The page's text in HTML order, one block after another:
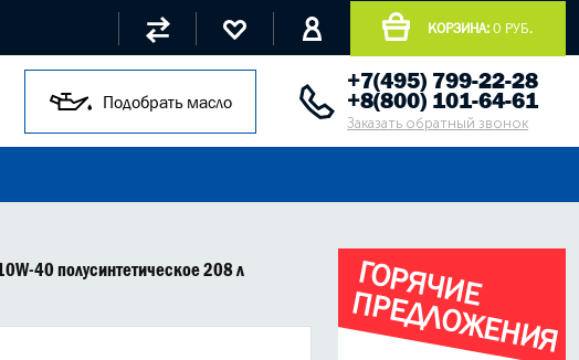
КОРЗИНА: 0 РУБ.
Подобрать масло
+7(495) 799-22-28
+8(800) 101-64-61
Заказать обратный звонок
40 полусинтетическое 208 л Г
О
Р
Я
Ч
И
Е
П
Р
Е
Д
Л
О
Ж
Е
Н
И
Я